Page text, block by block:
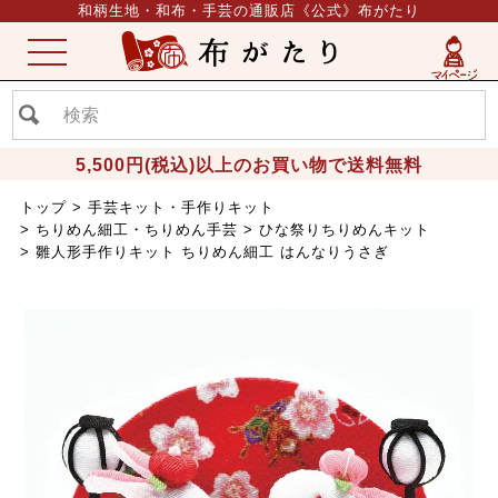
和柄生地・和布・手芸の通販店《公式》布がたり
5,500円(税込)以上のお買い物で送料無料
ME
NU
トップ
手芸キット・手作りキット
ちりめん細工・ちりめん手芸
ひな祭りちりめんキット
雛人形手作りキット ちりめん細工 はんなりうさぎ